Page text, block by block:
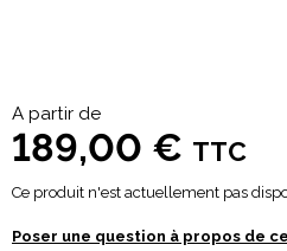
A partir de
189,00 € TTC
Ce produit n'est actuellement pas
Poser une question à propos de